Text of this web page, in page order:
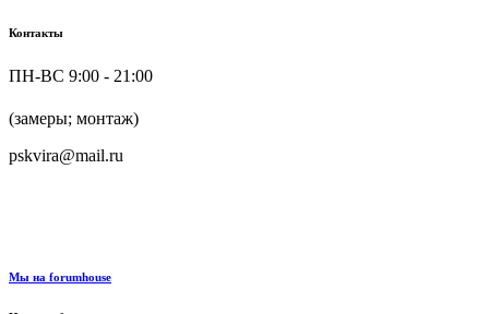
Контакты
ПН-ВС 9:00 - 21:00
(замеры; монтаж)
pskvira@mail.ru
Мы на forumhouse